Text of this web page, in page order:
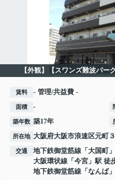
【外観】【スワンズ難波パー
賃料 - 管理/共益費 -
面積 -
築年数 築17年
所在地 大阪府大阪市浪速区元町
交通 地下鉄御堂筋線 「 大国町
大阪環状線 「 今宮 」駅 徒
地下鉄御堂筋線 「 なんば